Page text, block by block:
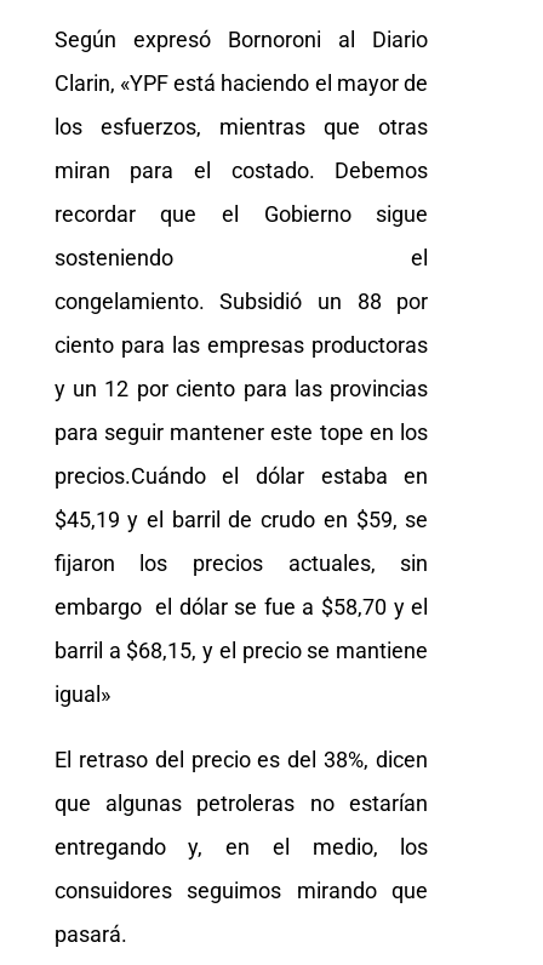
Según expresó Bornoroni al Diario
Clarin, «YPF está haciendo el mayor de
los esfuerzos, mientras que otras
miran para el costado. Debemos
recordar que el Gobierno sigue
sosteniendo el
congelamiento. Subsidió un 88 por
ciento para las empresas productoras
y un 12 por ciento para las provincias
para seguir mantener este tope en los
precios.Cuándo el dólar estaba en
$45,19 y el barril de crudo en $59, se
fijaron los precios actuales, sin
embargo el dólar se fue a $58,70 y el
barril a $68,15, y el precio se mantiene
igual»
El retraso del precio es del 38%, dicen
que algunas petroleras no estarían
entregando y, en el medio, los
consuidores seguimos mirando que
pasará.